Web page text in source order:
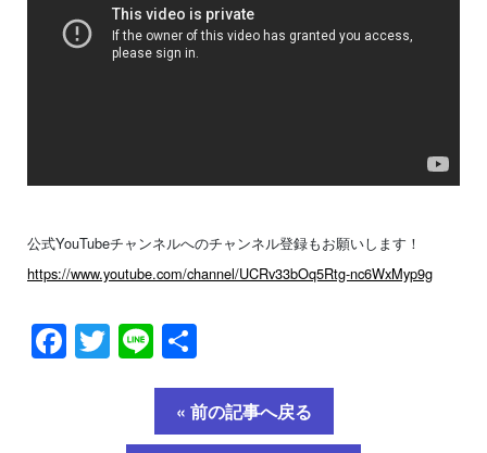
公式YouTubeチャンネルへのチャンネル登録もお願いします！
https://www.youtube.com/channel/UCRv33bOq5Rtg-nc6WxMyp9g
Facebook
Twitter
Line
有
« 前の記事へ戻る